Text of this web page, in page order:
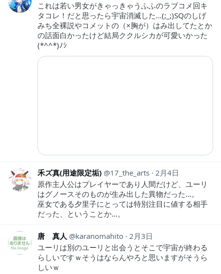
これは若い男女がきゃっきゃうふふのラブコメ回キ
タコレ！だと思ったら宇宙消滅した…(;_;)SQのしげ
みち全裸説やコメットの（×胸が）はみ出してたとか
の話面白かったけど結局ククルシカが可愛いかった
(*^^*)ﾉｼ
禾ズ真(用途限定垢) 17_the_arts 2月4日
原作主人公はプレイヤーであり人間だけど、ユーリ
はグノースそのものが生み出した異物だった…。
巫女である夕里子にとっては特別注目に値する相手
だった、ということか…。
唐 真人 karanomahito 2月3日
ユーリは別のユーリと出会うとそこで宇宙が終わる
らしいですｗそうはならんやろと思いますがそうら
しいｗ